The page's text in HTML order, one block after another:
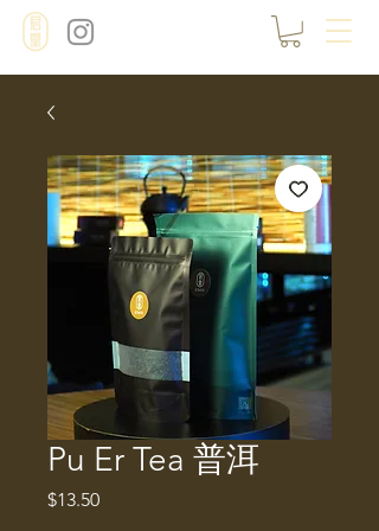
Pu Er Tea 普洱
$13.50Price